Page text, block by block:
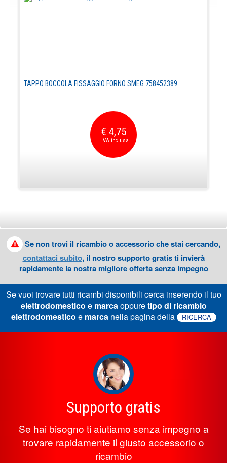
TAPPO BOCCOLA FISSAGGIO FORNO SMEG 758452389
€ 4,75
Se non trovi il ricambio o accessorio che stai cercando,
contattaci subito, il nostro supporto gratis ti invierà
rapidamente la nostra migliore offerta senza impegno
Se vuoi trovare tutti ricambi disponibili cerca inserendo il tuo
elettrodomestico e marcaoppuretipo di ricambio
elettrodomestico e marcanella pagina della RICERCA
Supporto gratis
Se hai bisogno ti aiutiamo senza impegno a
trovare rapidamente il giusto accessorio o
ricambio